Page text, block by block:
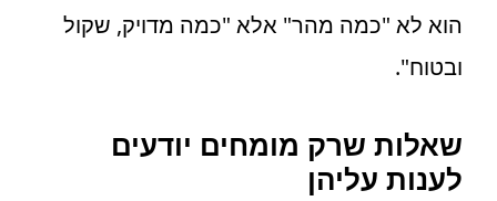
הוא לא "כמה מהר" אלא "כמה מדויק, שקול
ובטוח".
שאלות שרק מומחים יודעים
לענות עליהן